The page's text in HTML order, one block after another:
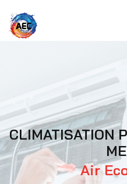
CLIMATISATION POUR PARTICULIER
Air